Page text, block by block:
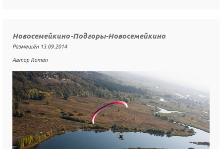
Новосемейкино-Подгоры-Новосемейкино
Размещён 13.09.2014
Автор Roman